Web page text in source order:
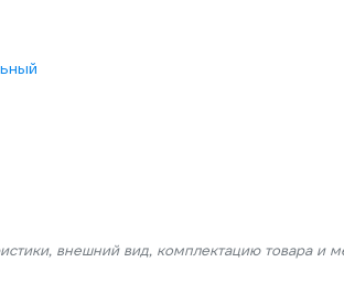
внешний вид, комплектацию товара и